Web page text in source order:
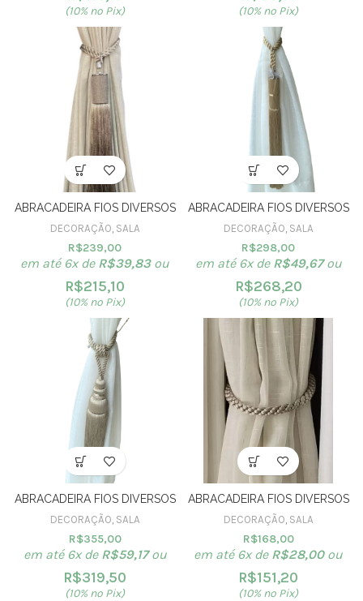
(10% no Pix) (10% no Pix)
ABRACADEIRA FIOS DIVERSOS
DECORAÇÃO, SALA
R$239,00
em até 6x de R$39,83ou
R$215,10
(10% no Pix)
ABRACADEIRA FIOS DIVERSOS
DECORAÇÃO, SALA
R$298,00
em até 6x de R$49,67ou
R$268,20
(10% no Pix)
ABRACADEIRA FIOS DIVERSOS
DECORAÇÃO, SALA
R$355,00
em até 6x de R$59,17ou
R$319,50
(10% no Pix)
ABRACADEIRA FIOS DIVERSOS
DECORAÇÃO, SALA
R$168,00
em até 6x de R$28,00ou
R$151,20
(10% no Pix)